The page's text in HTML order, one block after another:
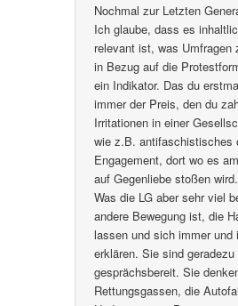
Nochmal zur Letzten
Ich glaube, dass es
relevant ist, was Umfragen
in Bezug auf die
ein Indikator. Das du
immer der Preis, den du
Irritationen in einer
wie z.B. antifaschistisches
Engagement, dort wo es
auf Gegenliebe stoßen wird.
Was die LG aber sehr viel
andere Bewegung ist, die
lassen und sich immer und
erklären. Sie sind
gesprächsbereit. Sie
Rettungsgassen, die